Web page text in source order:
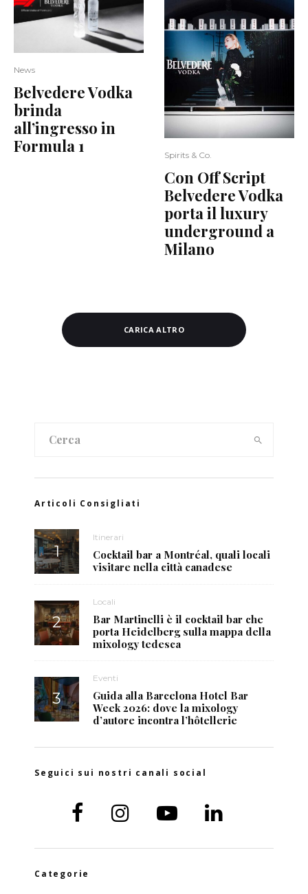
News
Belvedere Vodka
brinda
all’ingresso in
Formula 1
Spirits & Co.
Con Off Script
Belvedere Vodka
porta il luxury
underground a
Milano
CARICA ALTRO
Articoli Consigliati
Itinerari
Cocktail bar a Montréal, quali locali
visitare nella città canadese
Locali
Bar Martinelli è il cocktail bar che
porta Heidelberg sulla mappa della
mixology tedesca
Eventi
Guida alla Barcelona Hotel Bar
Week 2026: dove la mixology
d’autore incontra l’hôtellerie
Seguici sui nostri canali social
Categorie